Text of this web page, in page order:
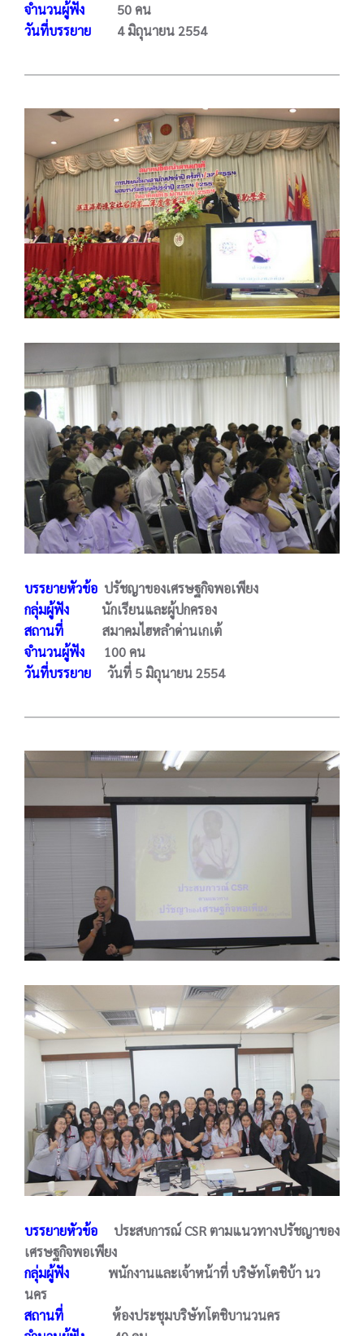
จำนวนผู้ฟัง
50 คน
วันที่บรรยาย
4 มิถุนายน 2554
บรรยายหัวข้อ ปรัชญาของเศรษฐกิจพอเพียง
กลุ่มผู้ฟัง นักเรียนและผู้ปกครอง
สถานที่ สมาคมไฮหลำด่านเกเต้
จำนวนผู้ฟัง
100 คน
วันที่บรรยาย วันที่ 5 มิถุนายน 2554
บรรยายหัวข้อ
ประสบการณ์ CSR ตามแนวทางปรัชญาของ
เศรษฐกิจพอเพียง
กลุ่มผู้ฟัง พนักงานและเจ้าหน้าที่ บริษัทโตชิบ้า นว
นคร
สถานที่ ห้องประชุมบริษัทโตชิบานวนคร